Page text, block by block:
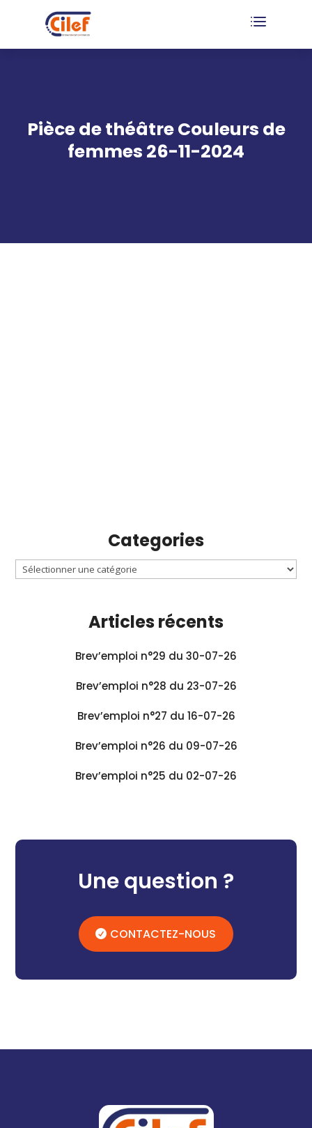
Pièce de théâtre Couleurs de
femmes 26-11-2024
Categories
Articles récents
Brev’emploi n°29 du 30-07-26
Brev’emploi n°28 du 23-07-26
Brev’emploi n°27 du 16-07-26
Brev’emploi n°26 du 09-07-26
Brev’emploi n°25 du 02-07-26
Une question ?
CONTACTEZ-NOUS